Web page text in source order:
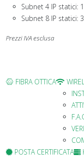
Subnet 4 IP statici:
Subnet 8 IP statici:
Prezzi IVA esclusa
FIBRA OTTICA
POSTA CERTIFICATA